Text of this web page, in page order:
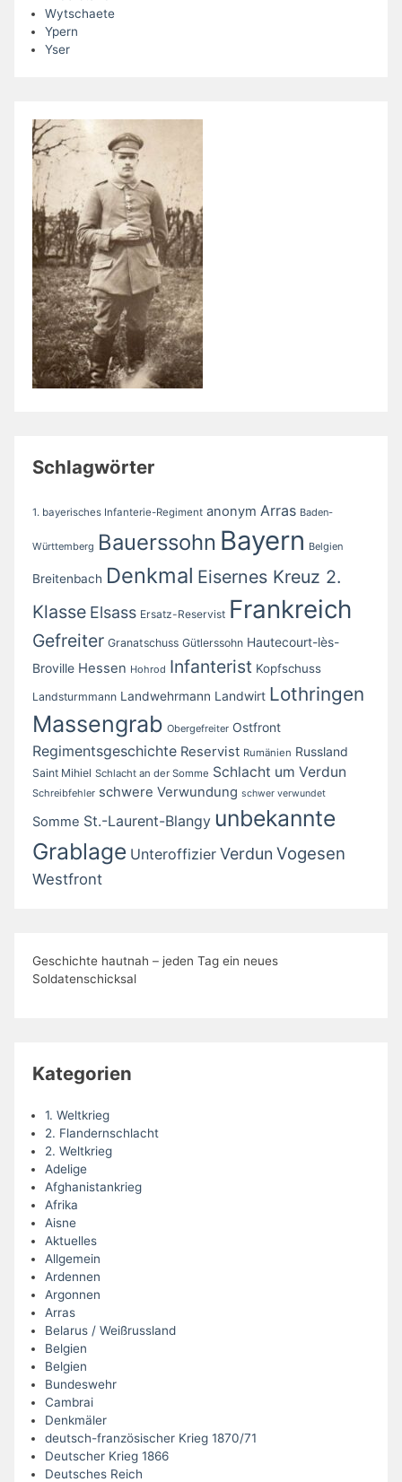
Wytschaete
Ypern
Yser
Schlagwörter
1. bayerisches Infanterie-Regiment anonym Arras Baden-
Württemberg Bauerssohn Bayern Belgien
Breitenbach Denkmal Eisernes Kreuz 2.
Klasse Elsass Ersatz-Reservist Frankreich
Gefreiter Granatschuss Gütlerssohn Hautecourt-lès-
Broville Hessen Hohrod Infanterist Kopfschuss
Landsturmmann Landwehrmann Landwirt Lothringen
Massengrab Obergefreiter Ostfront
Regimentsgeschichte Reservist Rumänien Russland
Saint Mihiel Schlacht an der Somme Schlacht um Verdun
Schreibfehler schwere Verwundung schwer verwundet
Somme St.-Laurent-Blangy unbekannte
Grablage Unteroffizier Verdun Vogesen
Westfront
Geschichte hautnah – jeden Tag ein neues
Soldatenschicksal
Kategorien
1. Weltkrieg
2. Flandernschlacht
2. Weltkrieg
Adelige
Afghanistankrieg
Afrika
Aisne
Aktuelles
Allgemein
Ardennen
Argonnen
Arras
Belarus / Weißrussland
Belgien
Belgien
Bundeswehr
Cambrai
Denkmäler
deutsch-französischer Krieg 1870/71
Deutscher Krieg 1866
Deutsches Reich